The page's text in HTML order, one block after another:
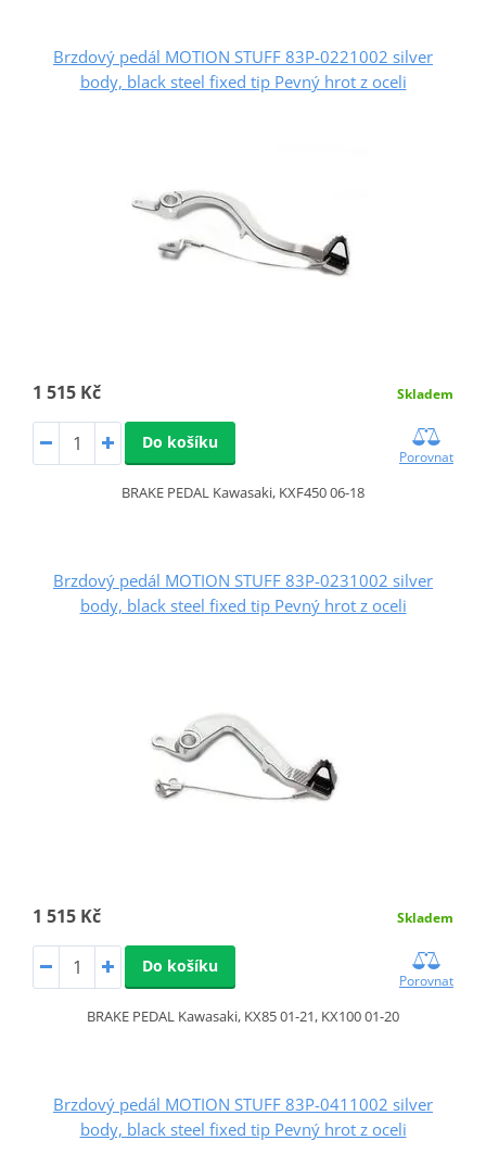
Brzdový pedál MOTION STUFF 83P-0221002 silver
body, black steel fixed tip Pevný hrot z oceli
1 515 Kč Skladem
Do košíku
Porovnat
BRAKE PEDAL Kawasaki, KXF450 06-18
Brzdový pedál MOTION STUFF 83P-0231002 silver
body, black steel fixed tip Pevný hrot z oceli
1 515 Kč Skladem
Do košíku
Porovnat
BRAKE PEDAL Kawasaki, KX85 01-21, KX100 01-20
Brzdový pedál MOTION STUFF 83P-0411002 silver
body, black steel fixed tip Pevný hrot z oceli